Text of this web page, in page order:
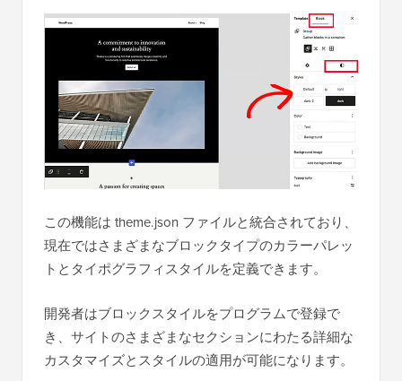
この機能は theme.json ファイルと統合されており、
現在ではさまざまなブロックタイプのカラーパレッ
トとタイポグラフィスタイルを定義できます。
開発者はブロックスタイルをプログラムで登録で
き、サイトのさまざまなセクションにわたる詳細な
カスタマイズとスタイルの適用が可能になります。